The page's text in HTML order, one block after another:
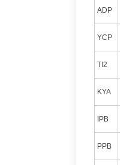
ADP
YCP
TI2
KYA
IPB
PPB